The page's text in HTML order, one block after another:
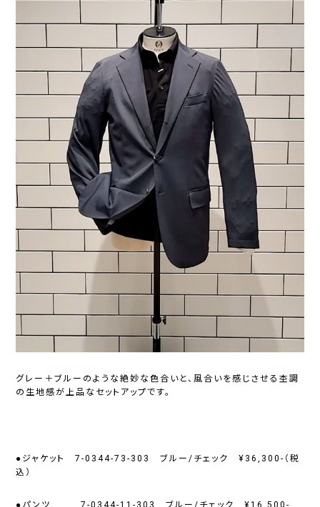
グレー＋ブルーのような絶妙な色合いと、風合いを感じさせる杢調
の生地感が上品なセットアップです。
●ジャケット 7-0344-73-303 ブルー/チェック ¥36,300-（税
込）
●パンツ 7-0344-11-303 ブルー/チェック ¥16,500-